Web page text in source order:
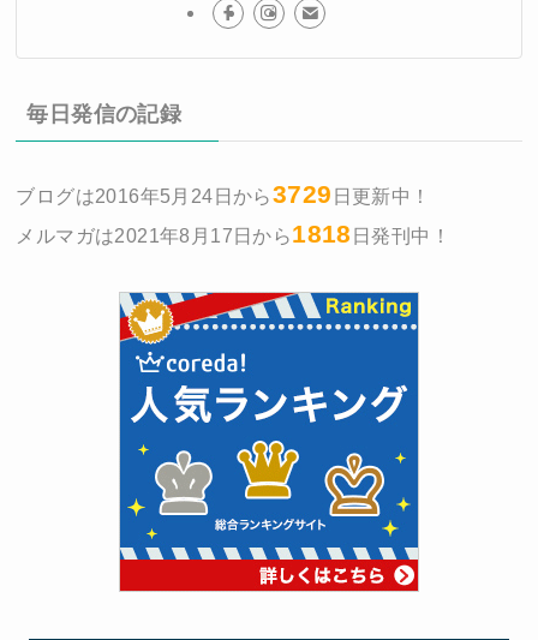
毎日発信の記録
ブログは2016年5月24日から3729 日更新中！
メルマガは2021年8月17日から1818 日発刊中！